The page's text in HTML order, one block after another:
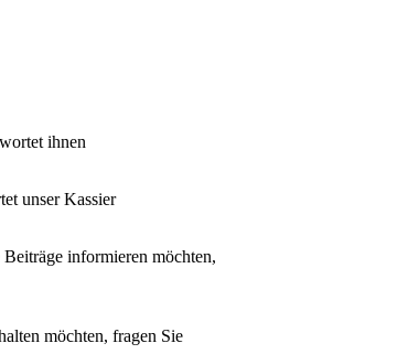
ihnen
unser Kassier
informieren möchten,
möchten, fragen Sie